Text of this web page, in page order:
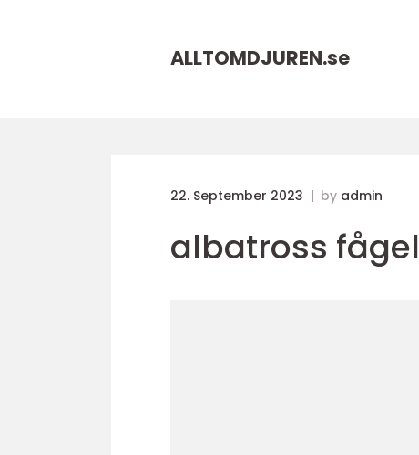
ALLTOMDJUREN.se
22. September 2023 by admin
albatross fågel